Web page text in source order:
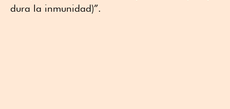
dura la inmunidad)”.